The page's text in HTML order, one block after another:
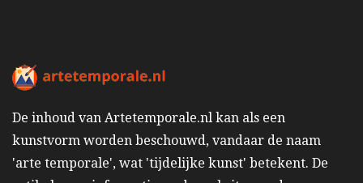
De inhoud van Artetemporale.nl kan als een
kunstvorm worden beschouwd, vandaar de naam
'arte temporale', wat 'tijdelijke kunst' betekent. De